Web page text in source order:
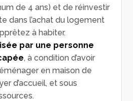
de 4 ans) et de réinvestir
dans l’achat du logement
à habiter.
par une personne
, à condition d’avoir
en maison de
d’accueil, et sous